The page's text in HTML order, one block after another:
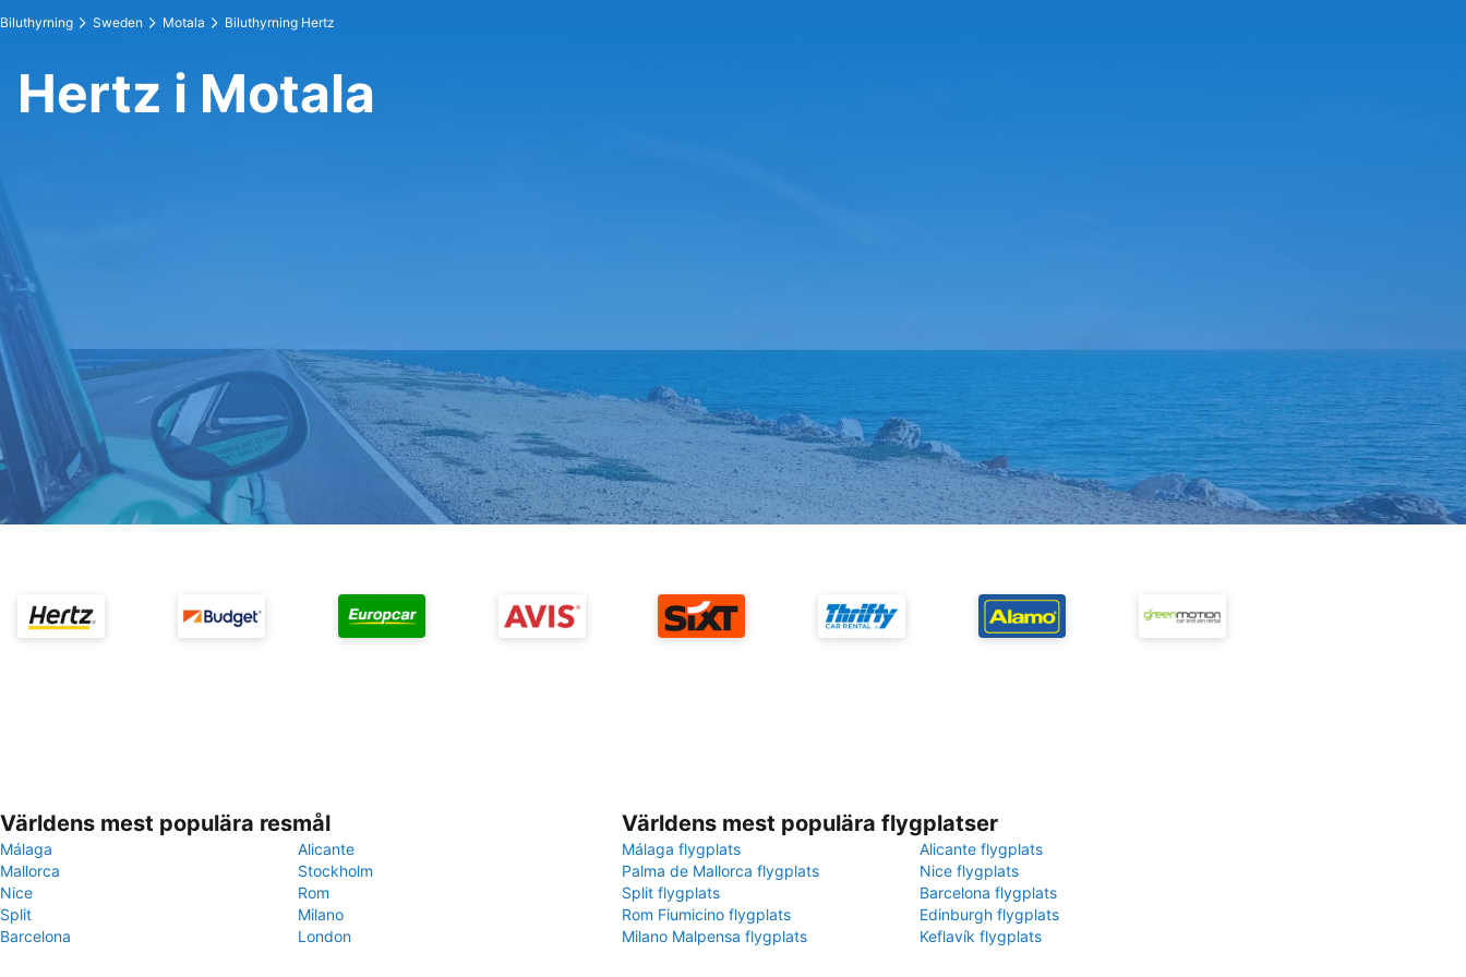
Biluthyrning Sweden Motala Biluthyrning Hertz
Hertz i Motala
Världens mest populära resmål
Málaga
Alicante
Mallorca
Stockholm
Nice
Rom
Split
Milano
Barcelona
London
Världens mest populära flygplatser
Málaga flygplats
Alicante flygplats
Palma de Mallorca flygplats
Nice flygplats
Split flygplats
Barcelona flygplats
Rom Fiumicino flygplats
Edinburgh flygplats
Milano Malpensa flygplats
Keflavík flygplats